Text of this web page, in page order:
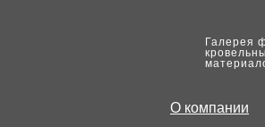
Галерея
О компании